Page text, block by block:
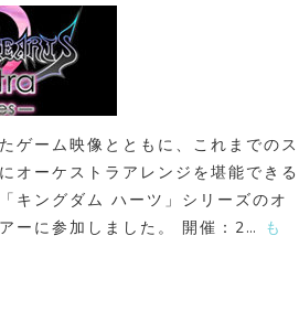
ゲーム映像とともに、これまでのス
オーケストラアレンジを堪能できる
キングダム ハーツ」シリーズのオ
ーに参加しました。 開催：2… も